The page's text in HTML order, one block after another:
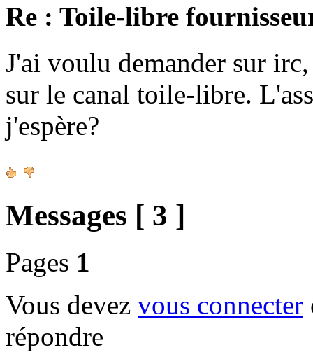
Re : Toile-libre
J'ai voulu demander sur
sur le canal toile-libre.
j'espère?
Messages [ 3 ]
Pages 1
Vous devez vous connecter
répondre